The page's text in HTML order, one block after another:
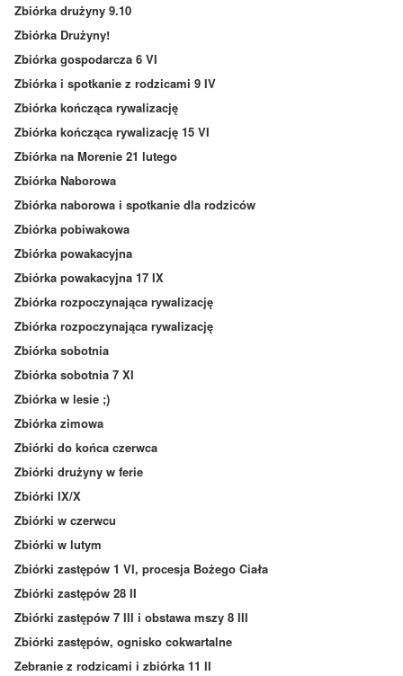
Zbiórka drużyny 9.10
Zbiórka Drużyny!
Zbiórka gospodarcza 6 VI
Zbiórka i spotkanie z rodzicami 9 IV
Zbiórka kończąca rywalizację
Zbiórka kończąca rywalizację 15 VI
Zbiórka na Morenie 21 lutego
Zbiórka Naborowa
Zbiórka naborowa i spotkanie dla rodziców
Zbiórka pobiwakowa
Zbiórka powakacyjna
Zbiórka powakacyjna 17 IX
Zbiórka rozpoczynająca rywalizację
Zbiórka rozpoczynająca rywalizację
Zbiórka sobotnia
Zbiórka sobotnia 7 XI
Zbiórka w lesie ;)
Zbiórka zimowa
Zbiórki do końca czerwca
Zbiórki drużyny w ferie
Zbiórki IX/X
Zbiórki w czerwcu
Zbiórki w lutym
Zbiórki zastępów 1 VI, procesja Bożego Ciała
Zbiórki zastępów 28 II
Zbiórki zastępów 7 III i obstawa mszy 8 III
Zbiórki zastępów, ognisko cokwartalne
Zebranie z rodzicami i zbiórka 11 II